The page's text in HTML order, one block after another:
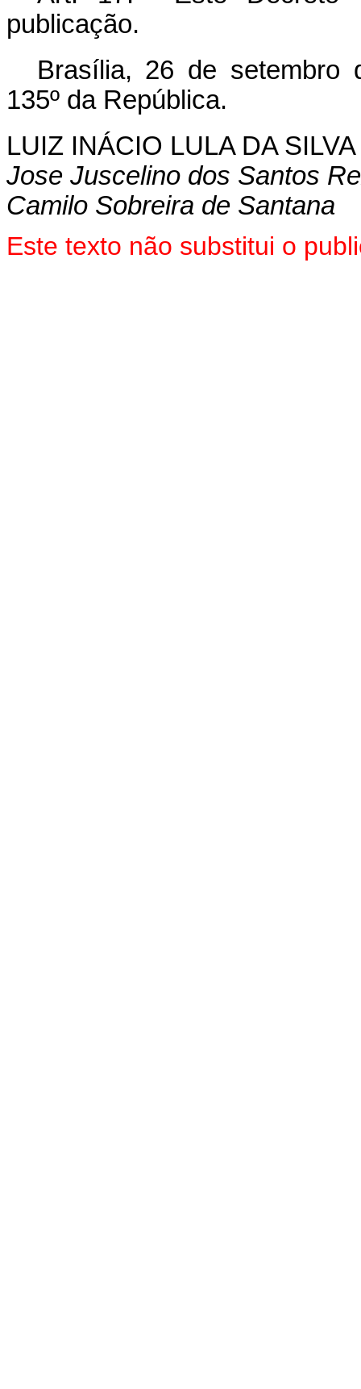
publicação.
Brasília, 26 de setembro
135º da República.
LUIZ INÁCIO LULA DA SILVA
Jose Juscelino dos Santos
Camilo Sobreira de Santana
Este texto não substitui o